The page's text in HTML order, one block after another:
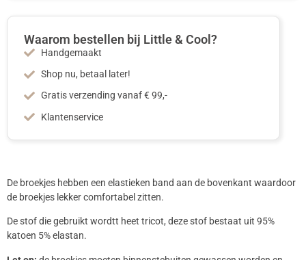
Waarom bestellen bij Little & Cool?
Handgemaakt
Shop nu, betaal later!
Gratis verzending vanaf € 99,-
Klantenservice
De broekjes hebben een elastieken band aan de bovenkant waardoor
de broekjes lekker comfortabel zitten.
De stof die gebruikt wordtt heet tricot, deze stof bestaat uit 95%
katoen 5% elastan.